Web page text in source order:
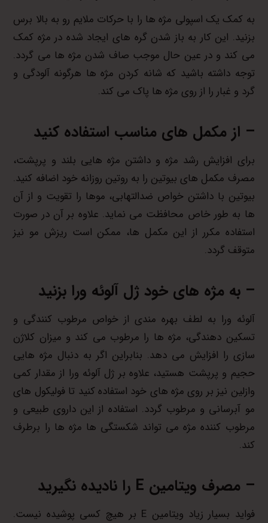
به کمک یک اسپولی مژه ها را با حرکات ملایم رو به بالا برس
بزنید. این کار به باز شدن گره های ایجاد شده در مژه کمک
می کند و در عین حال موجب صاف شدن مژه ها می گردد.
توجه داشته باشید که شانه کردن مژه ها هرگونه آلودگی و
گرد و غبار را از روی مژه ها پاک می کند.
– از مکمل های مناسب استفاده کنید
برای افزایش رشد مژه و داشتن مژه هایی بلند و پرپشت،
مصرف مکمل های بیوتین را به روتین روزانه خود اضافه کنید.
بیوتین با داشتن خواص ضدالتهابی، موها را تقویت و از آن
ها به طور خاص محافظت می نماید. علاوه بر آن در صورت
استفاده مکرر از این مکمل ها، ممکن است ریزش مو نیز
متوقف گردد.
– به مژه های خود ژل آلوئه ورا بزنید
آلوئه ورا به لطف بهره مندی از خواص مرطوب کنندگی و
تسکین دهندگی، مژه ها را مرطوب می کند و میزان کلاژن
سازی را افزایش می دهد. بنابراین اگر به دنبال مژه هایی
حجیم و پرپشت هستید، علاوه بر ژل آلوئه ورا از مقدار کمی
وازلین نیز بر روی مژه های خود استفاده کنید تا فولیکول های
مو آبرسانی و مرطوب گردد. استفاده از این داروی طبیعی و
مرطوب کننده مژه می تواند شکستگی ها مژه ها را برطرف
کند.
– مصرف ویتامین E را نادیده نگیرید
فواید بسیار زیاد ویتامین E بر هیچ کسی پوشیده نیست.